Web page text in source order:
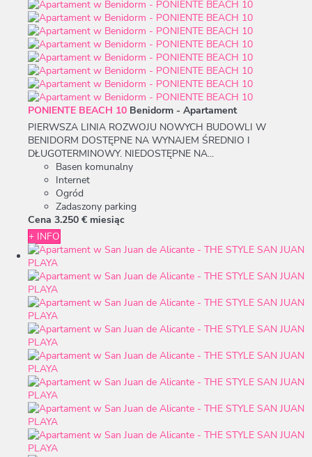
PONIENTE BEACH 10 Benidorm - Apartament
PIERWSZA LINIA ROZWOJU NOWYCH BUDOWLI W
BENIDORM DOSTĘPNE NA WYNAJEM ŚREDNIO I
DŁUGOTERMINOWY. NIEDOSTĘPNE NA...
Basen komunalny
Internet
Ogród
Zadaszony parking
Cena 3.250 € miesiąc
+ INFO